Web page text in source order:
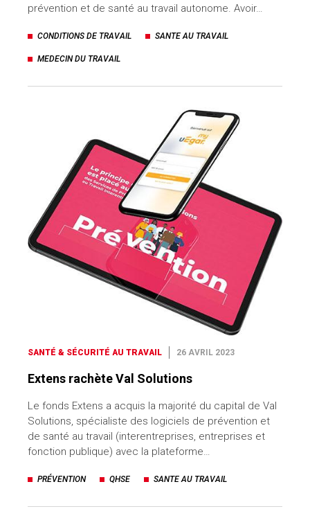
prévention et de santé au travail autonome. Avoir…
CONDITIONS DE TRAVAIL SANTE AU TRAVAIL
MEDECIN DU TRAVAIL
SANTÉ & SÉCURITÉ AU TRAVAIL 26 AVRIL 2023
Extens rachète Val Solutions
Le fonds Extens a acquis la majorité du capital de Val
Solutions, spécialiste des logiciels de prévention et
de santé au travail (interentreprises, entreprises et
fonction publique) avec la plateforme…
PRÉVENTION QHSE SANTE AU TRAVAIL